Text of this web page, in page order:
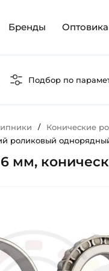
Бренды
Подбор по
/ Конические
роликовый
мм,